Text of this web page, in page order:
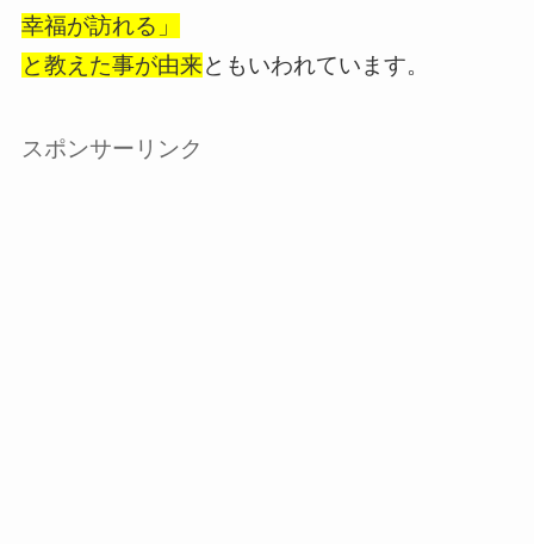
幸福が訪れる」
と教えた事が由来ともいわれています。
スポンサーリンク